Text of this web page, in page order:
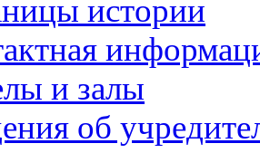
истории
и залы
об